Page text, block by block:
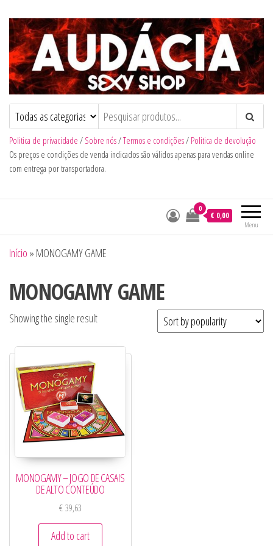
Audacia Sexy Shop
Politica de privacidade / Sobre nós/Termos e condições/ Politica de devolução
Os preços e condições de venda indicados são válidos apenas para vendas online
com entrega por transportadora.
Menu
0
€ 0,00
Início » MONOGAMY GAME
MONOGAMY GAME
Showing the single result
MONOGAMY – JOGO DE CASAIS
DE ALTO CONTEÚDO
€39,63
Add to cart